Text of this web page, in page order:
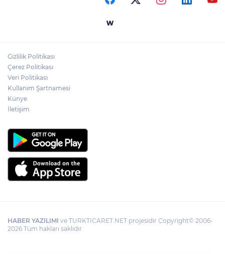
Gizlilik Politikası
Çerez Politikası
Veri Politikası
Kullanım Şartnamesi
Künye
İletişim
HABER YAZILIMI ve TURKTICARET.NET projesidir Copyright© 2006-
2026 Tüm hakları saklıdır.